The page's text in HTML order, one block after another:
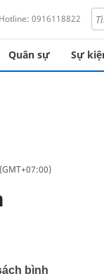
Hotline: 0916118822
Quân sự Sự
bình